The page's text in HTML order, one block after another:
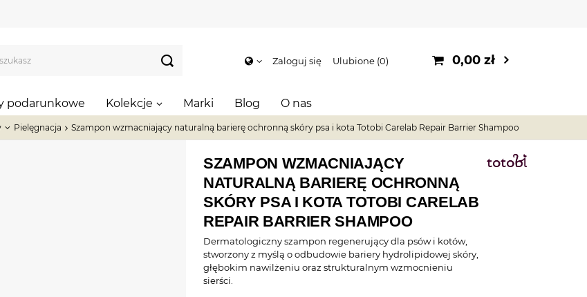
Zaloguj się Ulubione 0 0,00 zł
podarunkowe Kolekcje Marki Blog O nas
Pielęgnacja Szampon wzmacniający naturalną barierę ochronną skóry psa i kota Totobi Carelab Repair Barrier Shampoo
SZAMPON WZMACNIAJĄCY
NATURALNĄ BARIERĘ OCHRONNĄ
SKÓRY PSA I KOTA TOTOBI CARELAB
REPAIR BARRIER SHAMPOO
Dermatologiczny szampon regenerujący dla psów i kotów,
stworzony z myślą o odbudowie bariery hydrolipidowej skóry,
głębokim nawilżeniu oraz strukturalnym wzmocnieniu
sierści.